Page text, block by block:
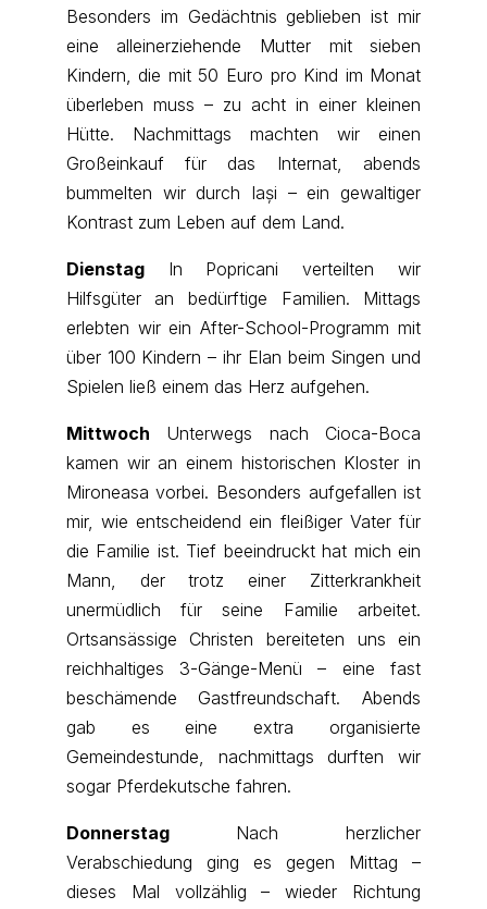
Besonders im Gedächtnis geblieben ist mir
eine alleinerziehende Mutter mit sieben
Kindern, die mit 50 Euro pro Kind im Monat
überleben muss – zu acht in einer kleinen
Hütte. Nachmittags machten wir einen
Großeinkauf für das Internat, abends
bummelten wir durch Iași – ein gewaltiger
Kontrast zum Leben auf dem Land.
DienstagIn Popricani verteilten wir
Hilfsgüter an bedürftige Familien. Mittags
erlebten wir ein After-School-Programm mit
über 100 Kindern – ihr Elan beim Singen und
Spielen ließ einem das Herz aufgehen.
Mittwoch Unterwegs nach Cioca-Boca
kamen wir an einem historischen Kloster in
Mironeasa vorbei. Besonders aufgefallen ist
mir, wie entscheidend ein fleißiger Vater für
die Familie ist. Tief beeindruckt hat mich ein
Mann, der trotz einer Zitterkrankheit
unermüdlich für seine Familie arbeitet.
Ortsansässige Christen bereiteten uns ein
reichhaltiges 3-Gänge-Menü – eine fast
beschämende Gastfreundschaft. Abends
gab es eine extra organisierte
Gemeindestunde, nachmittags durften wir
sogar Pferdekutsche fahren.
DonnerstagNach herzlicher
Verabschiedung ging es gegen Mittag –
dieses Mal vollzählig – wieder Richtung